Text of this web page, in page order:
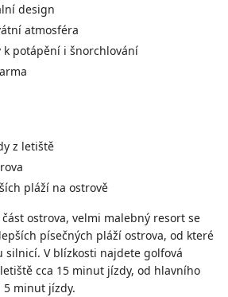
design
atmosféra
potápění i šnorchlování
z letiště
pláží na ostrově
ostrova, velmi malebný resort se
písečných pláží ostrova, od které
silnicí. V blízkosti najdete golfová
cca 15 minut jízdy, od hlavního
5 minut jízdy.